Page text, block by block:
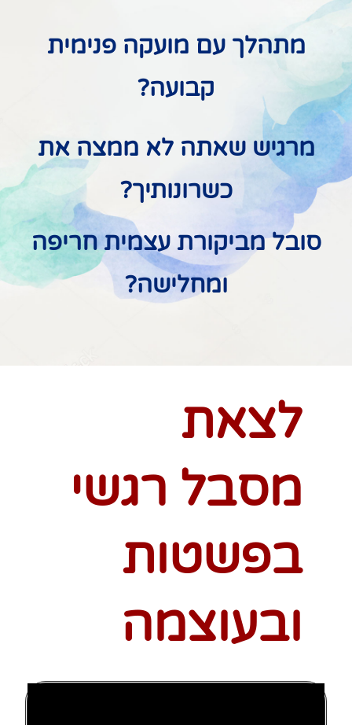
מתהלך עם מועקה פנימית
קבועה?
מרגיש שאתה לא ממצה את
כשרונותיך?
סובל מביקורת עצמית חריפה
ומחלישה?
לצאת
מסבל רגשי
בפשטות
ובעוצמה